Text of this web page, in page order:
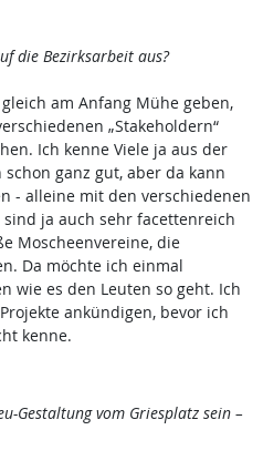
die Bezirksarbeit aus?
am Anfang Mühe geben,
„Stakeholdern“
Ich kenne Viele ja aus der
ganz gut, aber da kann
- alleine mit den verschiedenen
ja auch sehr facettenreich
Moscheenvereine, die
Da möchte ich einmal
wie es den Leuten so geht. Ich
ankündigen, bevor ich
kenne.
Gestaltung vom Griesplatz sein –